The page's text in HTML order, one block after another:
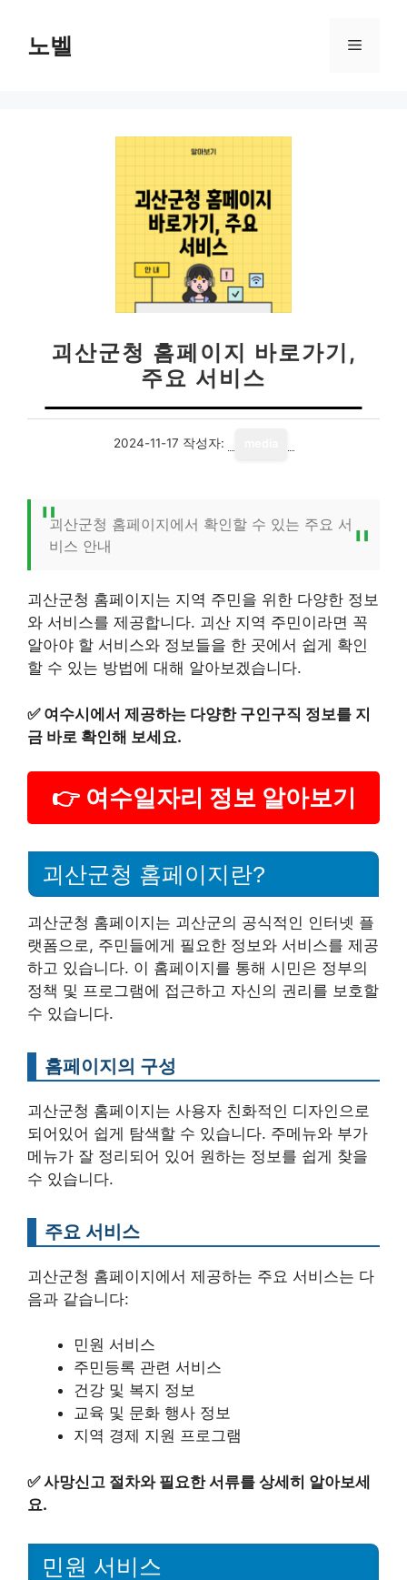
노벨 메
괴산군청 홈페이지 바로가기,
주요 서비스
2024-11-17 작성자:
괴산군청 홈페이지에서 확인할 수 있는 주요 서
비스 안내
괴산군청 홈페이지는 지역 주민을 위한 다양한 정보
와 서비스를 제공합니다. 괴산 지역 주민이라면 꼭
알아야 할 서비스와 정보들을 한 곳에서 쉽게 확인
할 수 있는 방법에 대해 알아보겠습니다.
✅ 여수시에서 제공하는 다양한 구인구직 정보를 지
금 바로 확인해 보세요.
👉 여수일자리 정보 알아보기
괴산군청 홈페이지란?
괴산군청 홈페이지는 괴산군의 공식적인 인터넷 플
랫폼으로, 주민들에게 필요한 정보와 서비스를 제공
하고 있습니다. 이 홈페이지를 통해 시민은 정부의
정책 및 프로그램에 접근하고 자신의 권리를 보호할
수 있습니다.
홈페이지의 구성
괴산군청 홈페이지는 사용자 친화적인 디자인으로
되어있어 쉽게 탐색할 수 있습니다. 주메뉴와 부가
메뉴가 잘 정리되어 있어 원하는 정보를 쉽게 찾을
수 있습니다.
주요 서비스
괴산군청 홈페이지에서 제공하는 주요 서비스는 다
음과 같습니다:
민원 서비스
주민등록 관련 서비스
건강 및 복지 정보
교육 및 문화 행사 정보
지역 경제 지원 프로그램
✅사망신고 절차와 필요한 서류를 상세히 알아보세
요.
민원 서비스